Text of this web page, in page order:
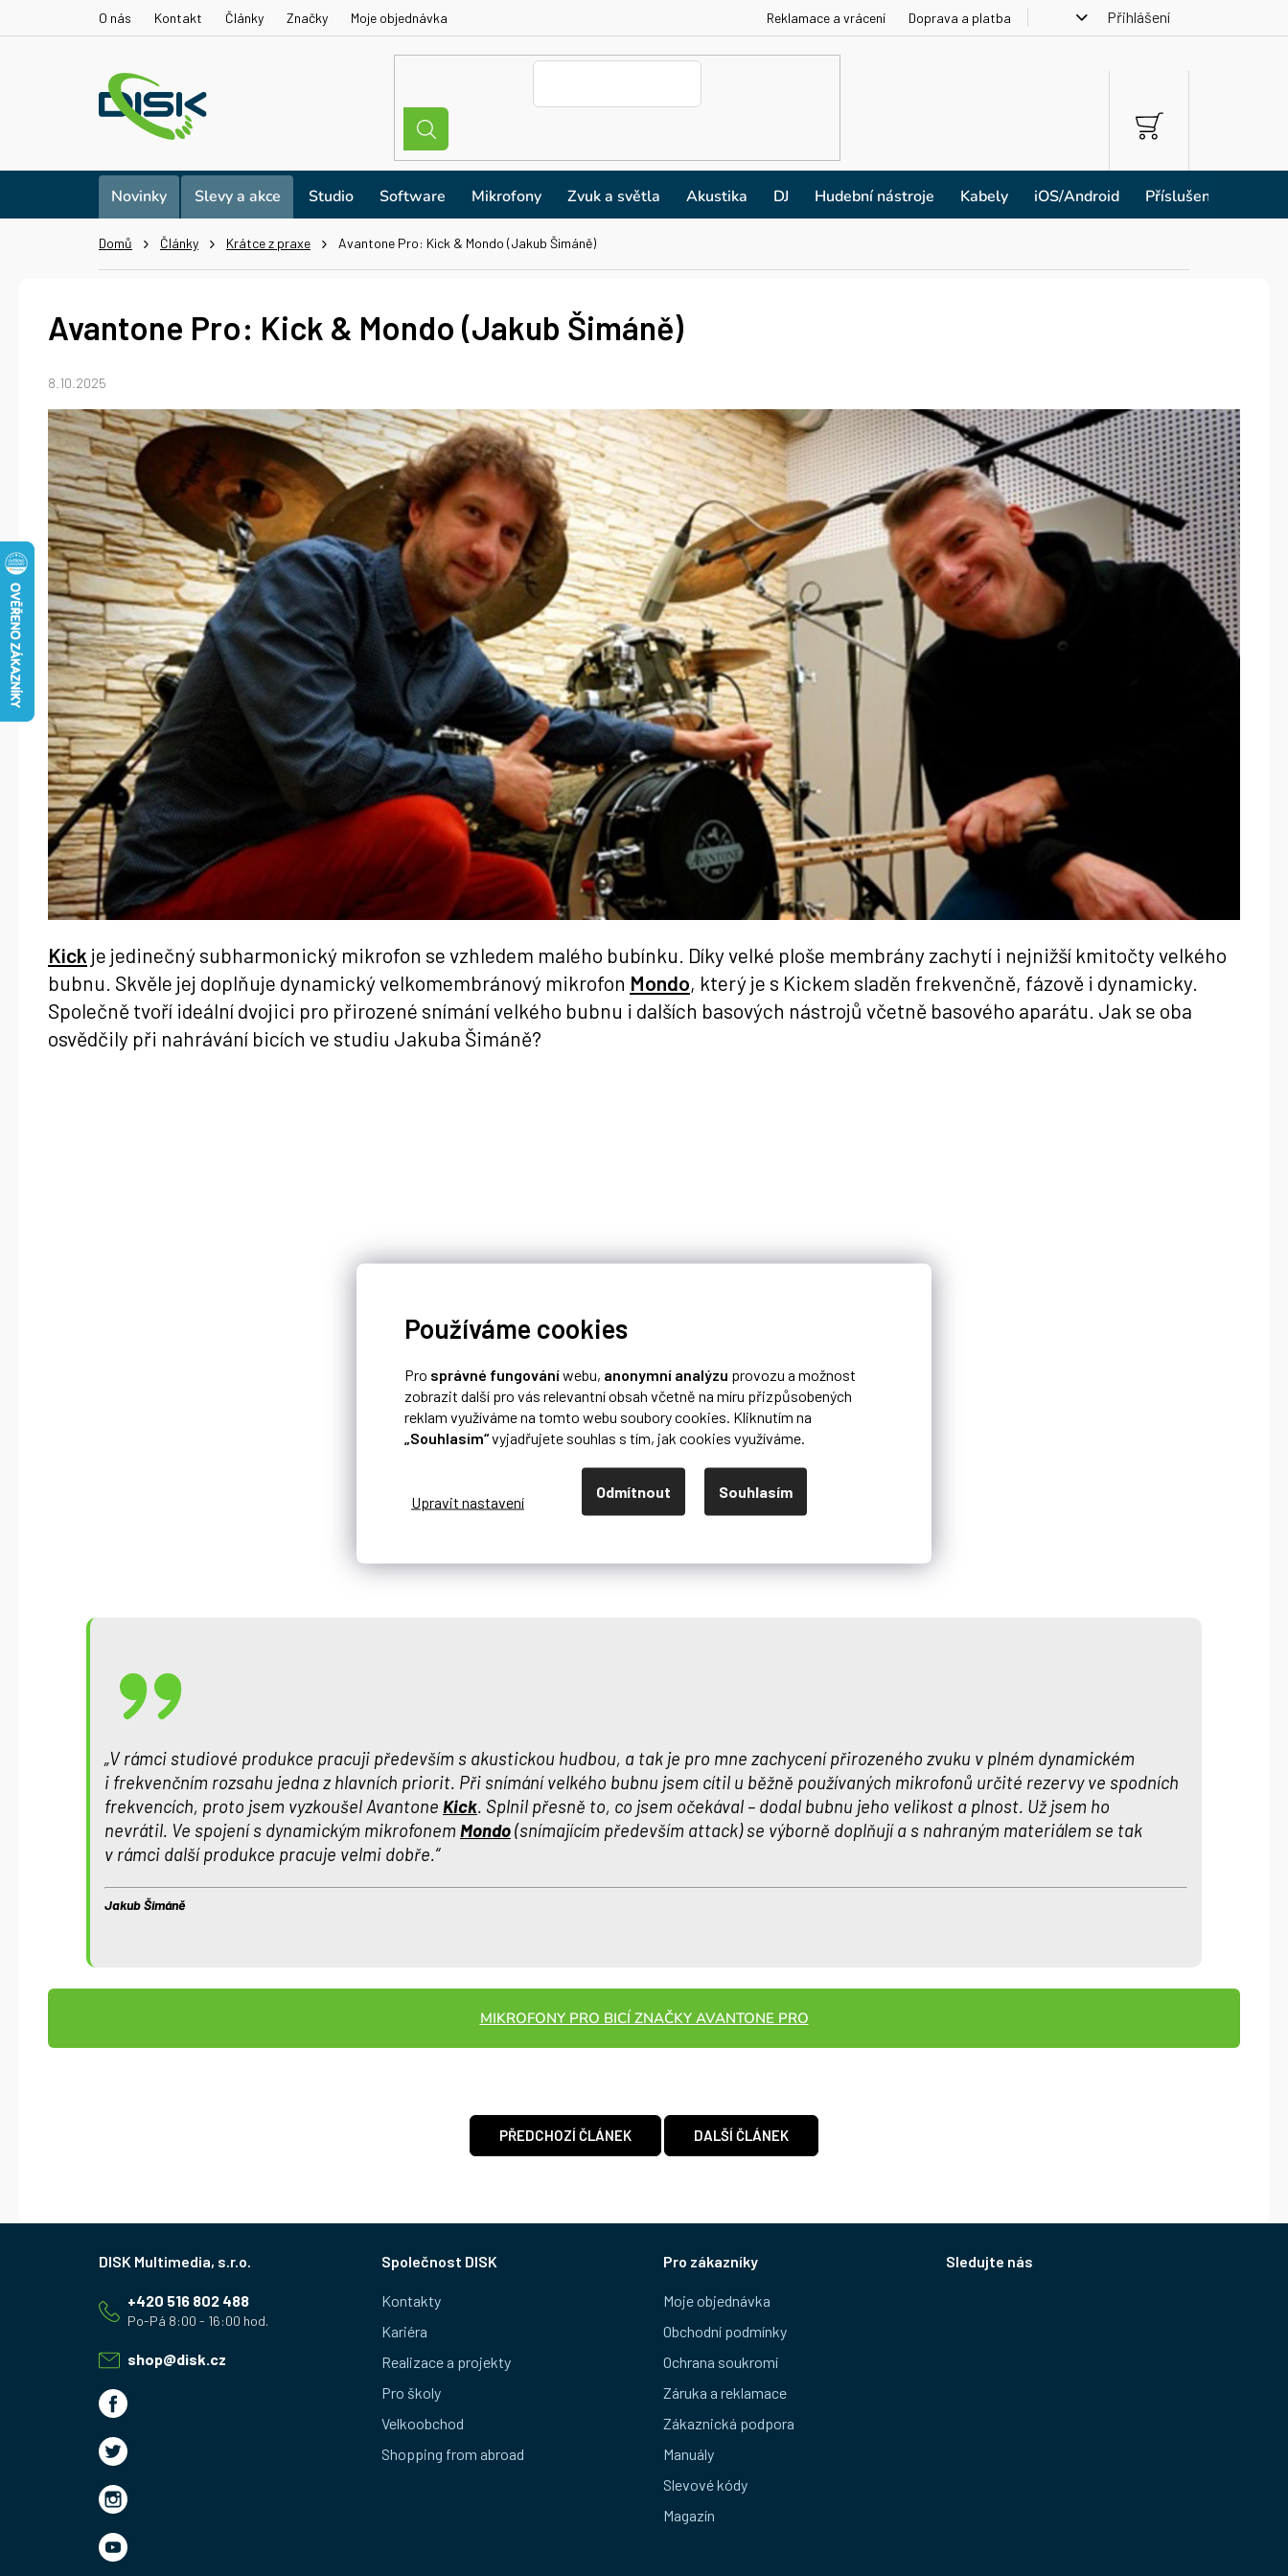
Používáme cookies
Pro správné fungováníwebu, anonymní analýzu provozu a možnost
zobrazit další pro vás relevantní obsah včetně na míru přizpůsobených
reklam využíváme na tomto webu soubory cookies. Kliknutím na
„Souhlasím“vyjadřujete souhlas s tím, jak cookies využíváme.
Odmítnout Souhlasím
O nás Kontakt Články Značky Moje objednávka Reklamace a vrácení Doprava a platba Přihlášení
NÁKUPNÍ
KOŠÍK
Novinky Slevy a akce Studio Software Mikrofony Zvuk a světla Akustika DJ Hudební nástroje Kabely iOS/Android Příslušenství
Domů Články Krátce z praxe Avantone Pro: Kick & Mondo (Jakub Šimáně)
Avantone Pro: Kick & Mondo (Jakub Šimáně)
8.10.2025
Kick je jedinečný subharmonický mikrofon se vzhledem malého bubínku. Díky velké ploše membrány zachytí i nejnižší kmitočty velkého
bubnu. Skvěle jej doplňuje dynamický velkomembránový mikrofon Mondo, který je s Kickem sladěn frekvenčně, fázově i dynamicky.
Společně tvoří ideální dvojici pro přirozené snímání velkého bubnu i dalších basových nástrojů včetně basového aparátu. Jak se oba
osvědčily při nahrávání bicích ve studiu Jakuba Šimáně?
„V rámci studiové produkce pracuji především s akustickou hudbou, a tak je pro mne zachycení přirozeného zvuku v plném dynamickém
i frekvenčním rozsahu jedna z hlavních priorit. Při snímání velkého bubnu jsem cítil u běžně používaných mikrofonů určité rezervy ve spodních
frekvencích, proto jsem vyzkoušel Avantone Kick. Splnil přesně to, co jsem očekával – dodal bubnu jeho velikost a plnost. Už jsem ho
nevrátil. Ve spojení s dynamickým mikrofonem Mondo(snímajícím především attack) se výborně doplňují a s nahraným materiálem se tak
v rámci další produkce pracuje velmi dobře.“
Jakub Šimáně
MIKROFONY PRO BICÍ ZNAČKY AVANTONE PRO
PŘEDCHOZÍ ČLÁNEK DALŠÍ ČLÁNEK
shop@disk.cz
+420 516 802 488
Společnost DISK
Kontakty
Kariéra
Realizace a projekty
Pro školy
Velkoobchod
Shopping from abroad
Pro zákazníky
Moje objednávka
Obchodní podmínky
Ochrana soukromí
Záruka a reklamace
Zákaznická podpora
Manuály
Slevové kódy
Magazín
Sledujte nás